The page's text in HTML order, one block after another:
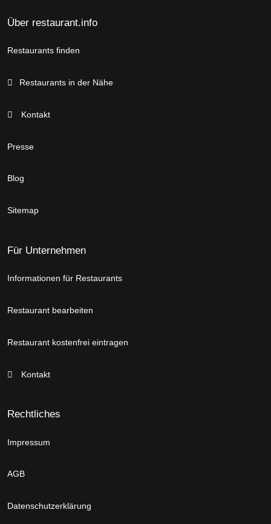
Über restaurant.info
Restaurants finden
Restaurants in der Nähe
Kontakt
Presse
Blog
Sitemap
Für Unternehmen
Informationen für Restaurants
Restaurant bearbeiten
Restaurant kostenfrei eintragen
Kontakt
Rechtliches
Impressum
AGB
Datenschutzerklärung